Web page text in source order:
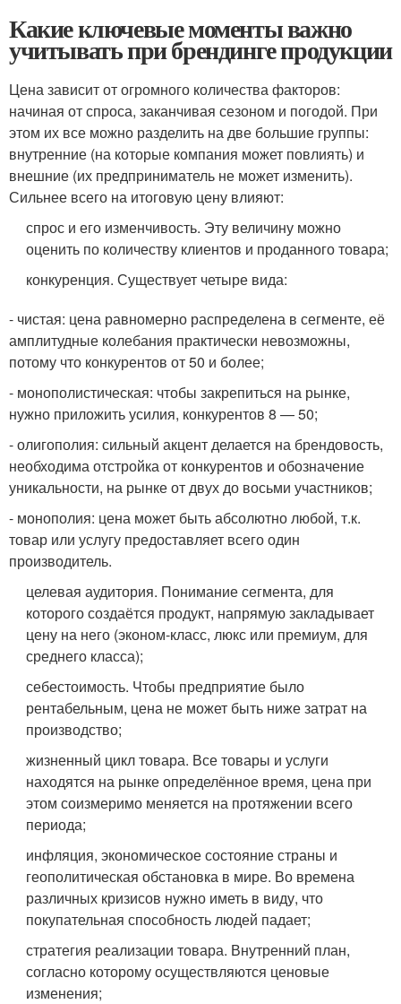
Какие ключевые моменты важно
учитывать при брендинге продукции
Цена зависит от огромного количества факторов:
начиная от спроса, заканчивая сезоном и погодой. При
этом их все можно разделить на две большие группы:
внутренние (на которые компания может повлиять) и
внешние (их предприниматель не может изменить).
Сильнее всего на итоговую цену влияют:
спрос и его изменчивость. Эту величину можно
оценить по количеству клиентов и проданного товара;
конкуренция. Существует четыре вида:
- чистая: цена равномерно распределена в сегменте, её
амплитудные колебания практически невозможны,
потому что конкурентов от 50 и более;
- монополистическая: чтобы закрепиться на рынке,
нужно приложить усилия, конкурентов 8 — 50;
- олигополия: сильный акцент делается на брендовость,
необходима отстройка от конкурентов и обозначение
уникальности, на рынке от двух до восьми участников;
- монополия: цена может быть абсолютно любой, т.к.
товар или услугу предоставляет всего один
производитель.
целевая аудитория. Понимание сегмента, для
которого создаётся продукт, напрямую закладывает
цену на него (эконом-класс, люкс или премиум, для
среднего класса);
себестоимость. Чтобы предприятие было
рентабельным, цена не может быть ниже затрат на
производство;
жизненный цикл товара. Все товары и услуги
находятся на рынке определённое время, цена при
этом соизмеримо меняется на протяжении всего
периода;
инфляция, экономическое состояние страны и
геополитическая обстановка в мире. Во времена
различных кризисов нужно иметь в виду, что
покупательная способность людей падает;
стратегия реализации товара. Внутренний план,
согласно которому осуществляются ценовые
изменения;